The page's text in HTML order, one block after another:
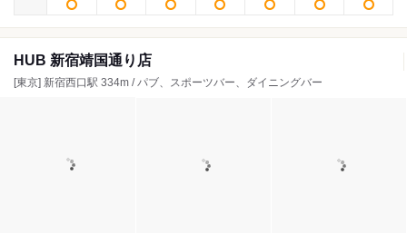
HUB 新宿靖国通り店
[東京] 新宿西口駅 334m / パブ、スポーツバー、ダイニングバー